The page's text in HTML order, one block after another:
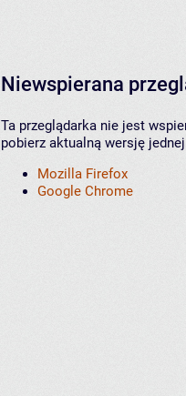
Niewspierana
Ta przeglądarka nie jest
pobierz aktualną wersję
Mozilla Firefox
Google Chrome